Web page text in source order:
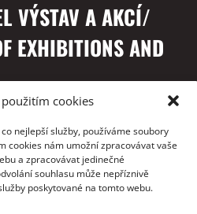
použitím cookies
nejlepší služby, používáme soubory
cookies nám umožní zpracovávat vaše
a zpracovávat jedinečné
souhlasu může nepříznivě
poskytované na tomto webu.
VÝSTAV A AKCÍ/
EXHIBITIONS AND